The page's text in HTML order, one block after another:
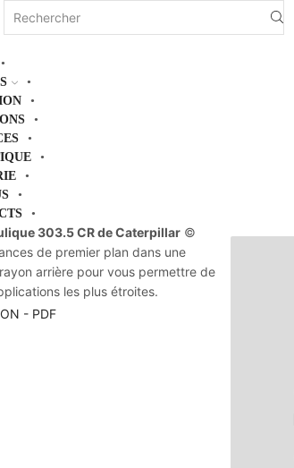
303.5 CR de Caterpillar©
de premier plan dans une
arrière pour vous permettre de
les plus étroites.
- PDF